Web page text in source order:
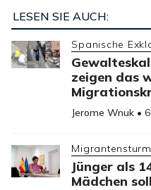
LESEN SIE AUCH:
Spanische
zeigen das
Jerome Wnuk •
Migrantensturm
Jünger als
Mädchen